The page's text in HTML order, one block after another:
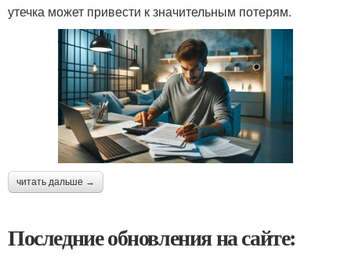
утечка может привести к значительным потерям.
читать дальше →
Последние обновления на сайте: